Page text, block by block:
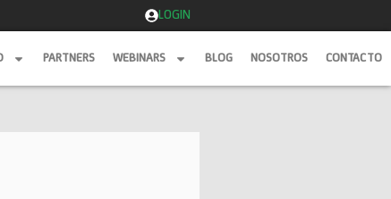
LOGIN
PARTNERS WEBINARS BLOG NOSOTROS CONTACTO